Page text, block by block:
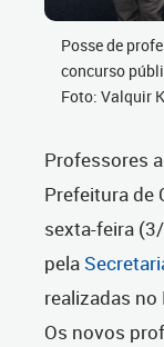
Posse de
concurso
Foto: Valquir
Professores
Prefeitura de
sexta-feira
pela
realizadas no
Os novos